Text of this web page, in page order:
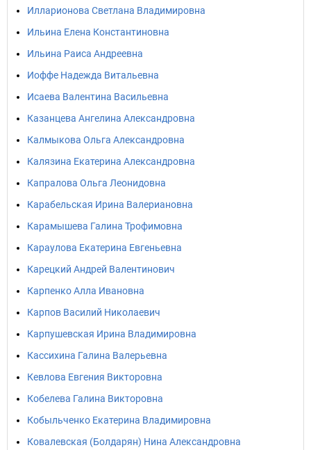
Илларионова Светлана Владимировна
Ильина Елена Константиновна
Ильина Раиса Андреевна
Иоффе Надежда Витальевна
Исаева Валентина Васильевна
Казанцева Ангелина Александровна
Калмыкова Ольга Александровна
Калязина Екатерина Александровна
Капралова Ольга Леонидовна
Карабельская Ирина Валериановна
Карамышева Галина Трофимовна
Караулова Екатерина Евгеньевна
Карецкий Андрей Валентинович
Карпенко Алла Ивановна
Карпов Василий Николаевич
Карпушевская Ирина Владимировна
Кассихина Галина Валерьевна
Кевлова Евгения Викторовна
Кобелева Галина Викторовна
Кобыльченко Екатерина Владимировна
Ковалевская (Болдарян) Нина Александровна